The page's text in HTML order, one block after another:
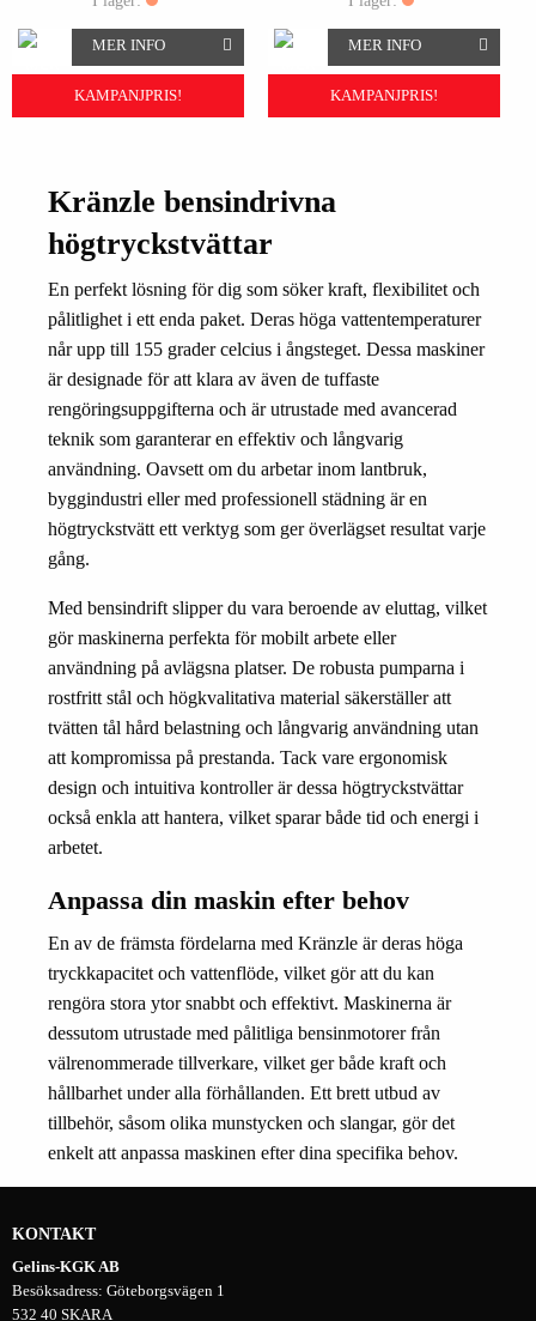
MER INFO
KAMPANJPRIS!
MER INFO
KAMPANJPRIS!
Kränzle bensindrivna
högtryckstvättar
En perfekt lösning för dig som söker kraft, flexibilitet och
pålitlighet i ett enda paket. Deras höga vattentemperaturer
når upp till 155 grader celcius i ångsteget. Dessa maskiner
är designade för att klara av även de tuffaste
rengöringsuppgifterna och är utrustade med avancerad
teknik som garanterar en effektiv och långvarig
användning. Oavsett om du arbetar inom lantbruk,
byggindustri eller med professionell städning är en
högtryckstvätt ett verktyg som ger överlägset resultat varje
gång.
Med bensindrift slipper du vara beroende av eluttag, vilket
gör maskinerna perfekta för mobilt arbete eller
användning på avlägsna platser. De robusta pumparna i
rostfritt stål och högkvalitativa material säkerställer att
tvätten tål hård belastning och långvarig användning utan
att kompromissa på prestanda. Tack vare ergonomisk
design och intuitiva kontroller är dessa högtryckstvättar
också enkla att hantera, vilket sparar både tid och energi i
arbetet.
Anpassa din maskin efter behov
En av de främsta fördelarna med Kränzle är deras höga
tryckkapacitet och vattenflöde, vilket gör att du kan
rengöra stora ytor snabbt och effektivt. Maskinerna är
dessutom utrustade med pålitliga bensinmotorer från
välrenommerade tillverkare, vilket ger både kraft och
hållbarhet under alla förhållanden. Ett brett utbud av
tillbehör, såsom olika munstycken och slangar, gör det
enkelt att anpassa maskinen efter dina specifika behov.
KONTAKT
Gelins-KGK AB
Besöksadress: Göteborgsvägen 1
532 40 SKARA